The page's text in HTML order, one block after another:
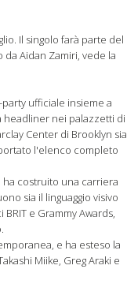
Il singolo farà parte del
da Aidan Zamiri, vede la
ufficiale insieme a
headliner nei palazzetti di
Center di Brooklyn sia
l'elenco completo
costruito una carriera
sia il linguaggio visivo
e Grammy Awards,
e ha esteso la
Miike, Greg Araki e